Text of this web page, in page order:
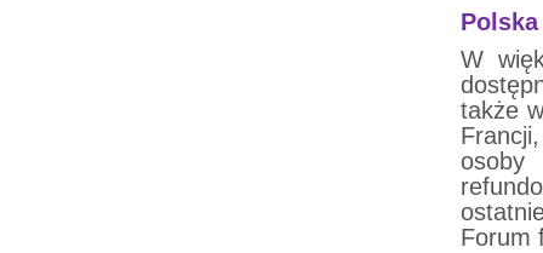
W
także
osoby
Forum